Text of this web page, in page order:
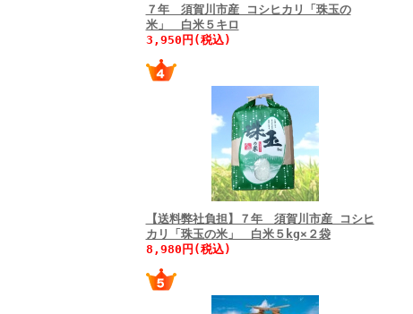
７年 須賀川市産 コシヒカリ「珠玉の
米」 白米５キロ
3,950円(税込)
【送料弊社負担】７年 須賀川市産 コシヒ
カリ「珠玉の米」 白米５kg×２袋
8,980円(税込)